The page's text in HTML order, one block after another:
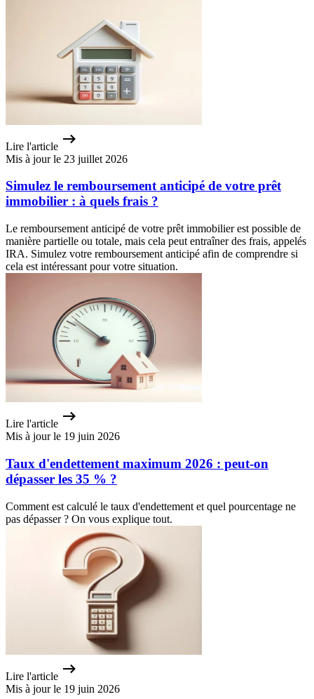
Lire l'article
Mis à jour le 23 juillet 2026
Simulez le remboursement anticipé de votre prêt
immobilier : à quels frais ?
Le remboursement anticipé de votre prêt immobilier est possible de
manière partielle ou totale, mais cela peut entraîner des frais, appelés
IRA. Simulez votre remboursement anticipé afin de comprendre si
cela est intéressant pour votre situation.
Lire l'article
Mis à jour le 19 juin 2026
Taux d'endettement maximum 2026 : peut-on
dépasser les 35 % ?
Comment est calculé le taux d'endettement et quel pourcentage ne
pas dépasser ? On vous explique tout.
Lire l'article
Mis à jour le 19 juin 2026